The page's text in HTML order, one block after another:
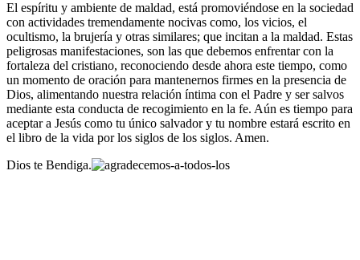
El espíritu y ambiente de maldad, está promoviéndose en la sociedad
con actividades tremendamente nocivas como, los vicios, el
ocultismo, la brujería y otras similares; que incitan a la maldad. Estas
peligrosas manifestaciones, son las que debemos enfrentar con la
fortaleza del cristiano, reconociendo desde ahora este tiempo, como
un momento de oración para mantenernos firmes en la presencia de
Dios, alimentando nuestra relación íntima con el Padre y ser salvos
mediante esta conducta de recogimiento en la fe. Aún es tiempo para
aceptar a Jesús como tu único salvador y tu nombre estará escrito en
el libro de la vida por los siglos de los siglos. Amen.
Dios te Bendiga.